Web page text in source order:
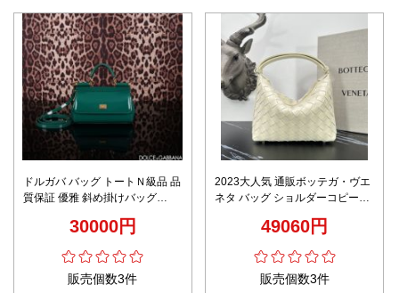
ドルガバ バッグ トートＮ級品 品
質保証 優雅 斜め掛けバッグ
30000円
販売個数3件
2023大人気 通販ボッテガ・ヴエ
ネタ バッグ ショルダーコピー
グ ブランドの認識度
49060円
販売個数3件